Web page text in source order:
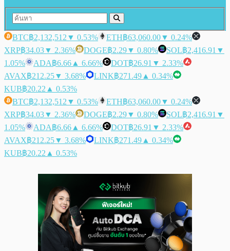
BTC฿2,132,512 ▼ 0.53% ETH฿63,060.00▼ 0.24%
XRP฿34.03▼ 2.36% DOGE฿2.29▼ 0.80% SOL฿2,416.91 ▼
1.05%
ADA฿6.66 ▲ 6.66% DOT฿26.91 ▼ 2.33%
AVAX฿212.25▼ 3.68% LINK฿271.49 ▲ 0.34%
KUB฿20.22 ▲ 0.53%
BTC฿2,132,512 ▼ 0.53% ETH฿63,060.00▼ 0.24%
XRP฿34.03▼ 2.36% DOGE฿2.29▼ 0.80% SOL฿2,416.91 ▼
1.05%
ADA฿6.66 ▲ 6.66% DOT฿26.91 ▼ 2.33%
AVAX฿212.25▼ 3.68% LINK฿271.49 ▲ 0.34%
KUB฿20.22 ▲ 0.53%